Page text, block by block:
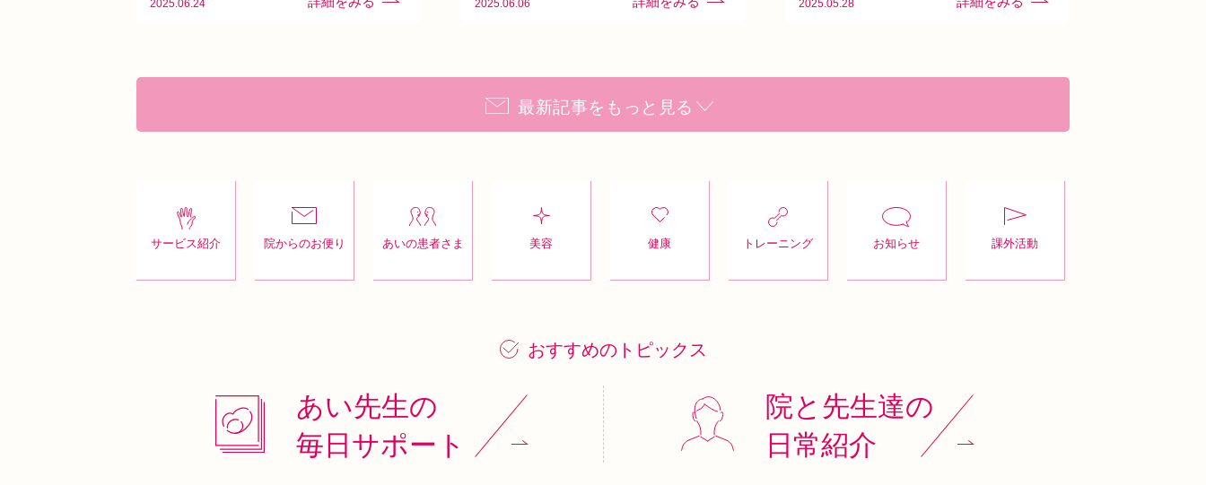
最新記事をもっと見る
サービス紹介 院からのお便り あいの患者さま 美容 健康 トレーニング お知らせ 課外活動
おすすめのトピックス
あい先生の
毎日サポート
院と先生達の
日常紹介